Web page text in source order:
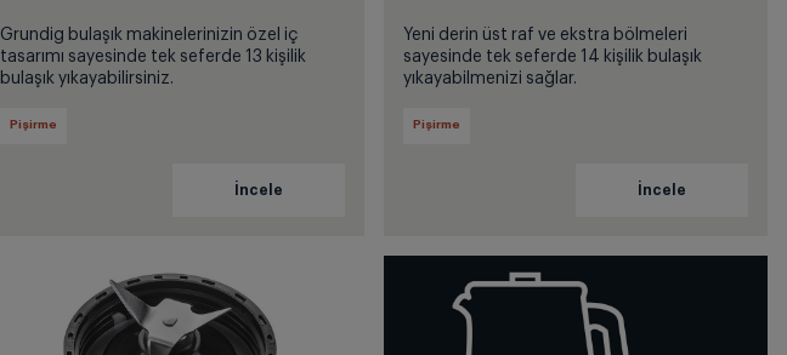
Grundig bulaşık makinelerinizin özel iç
tasarımı sayesinde tek seferde 13 kişilik
bulaşık yıkayabilirsiniz.
Pişirme
Yeni derin üst raf ve ekstra bölmeleri
sayesinde tek seferde 14 kişilik bulaşık
yıkayabilmenizi sağlar.
Pişirme